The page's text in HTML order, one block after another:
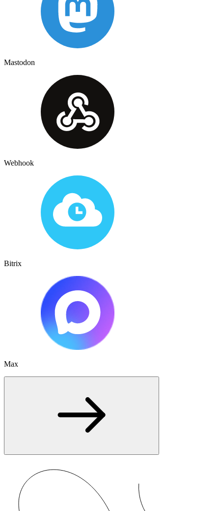
Mastodon
Webhook
Bitrix
Max